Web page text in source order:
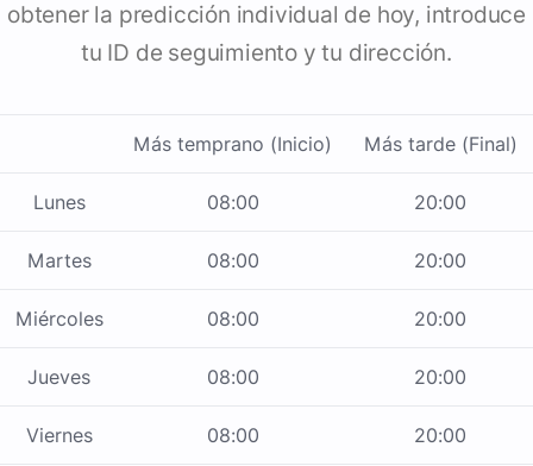
obtener la predicción individual de hoy, introduce
tu ID de seguimiento y tu dirección.
Más temprano (Inicio) Más tarde (Final)
Lunes 08:00 20:00
Martes 08:00 20:00
Miércoles 08:00 20:00
Jueves 08:00 20:00
Viernes 08:00 20:00